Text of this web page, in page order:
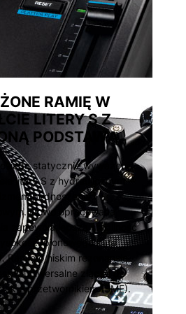
RAMIĘ W
LITERY S Z
PODSTAWĄ
statycznie wyważone
litery S z hydraulicznym
podnoszenia i
Nowo opracowana
zapewnia lepszą stabilność
pionowego kąta
Ramię o niskim rezonansie
w uniwersalne złącze do
z przetwornikiem (SME).